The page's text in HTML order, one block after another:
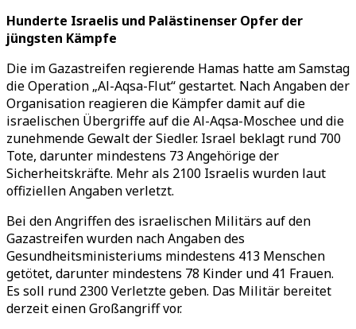
Hunderte Israelis und Palästinenser Opfer der
jüngsten Kämpfe
Die im Gazastreifen regierende Hamas hatte am Samstag
die Operation „Al-Aqsa-Flut“ gestartet. Nach Angaben der
Organisation reagieren die Kämpfer damit auf die
israelischen Übergriffe auf die Al-Aqsa-Moschee und die
zunehmende Gewalt der Siedler. Israel beklagt rund 700
Tote, darunter mindestens 73 Angehörige der
Sicherheitskräfte. Mehr als 2100 Israelis wurden laut
offiziellen Angaben verletzt.
Bei den Angriffen des israelischen Militärs auf den
Gazastreifen wurden nach Angaben des
Gesundheitsministeriums mindestens 413 Menschen
getötet, darunter mindestens 78 Kinder und 41 Frauen.
Es soll rund 2300 Verletzte geben. Das Militär bereitet
derzeit einen Großangriff vor.